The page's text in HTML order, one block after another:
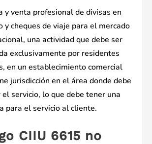
y venta profesional de divisas en
y cheques de viaje para el mercado
una actividad que debe ser
exclusivamente por residentes
en un establecimiento comercial
jurisdicción en el área donde debe
el servicio, lo que debe tener una
para el servicio al cliente.
CIIU 6615 no